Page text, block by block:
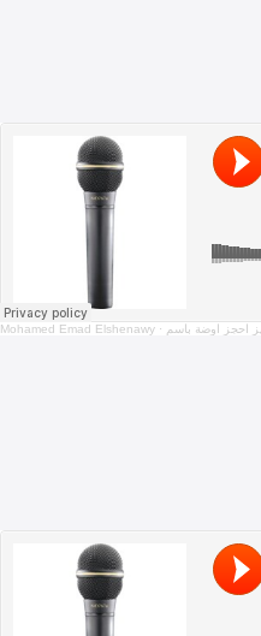
Mohamed Emad Elshenawy · احجز اوضة باسم